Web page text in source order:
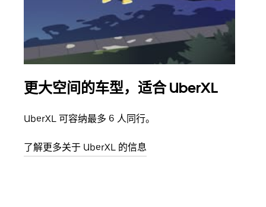
更大空间的车型，适合 UberXL
UberXL 可容纳最多 6 人同行。
了解更多关于 UberXL 的信息